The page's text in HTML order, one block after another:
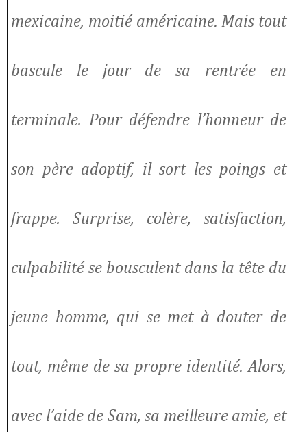
mexicaine, moitié américaine. Mais tout
bascule le jour de sa rentrée en
terminale. Pour défendre l’honneur de
son père adoptif, il sort les poings et
frappe. Surprise, colère, satisfaction,
culpabilité se bousculent dans la tête du
jeune homme, qui se met à douter de
tout, même de sa propre identité. Alors,
avec l’aide de Sam, sa meilleure amie, et